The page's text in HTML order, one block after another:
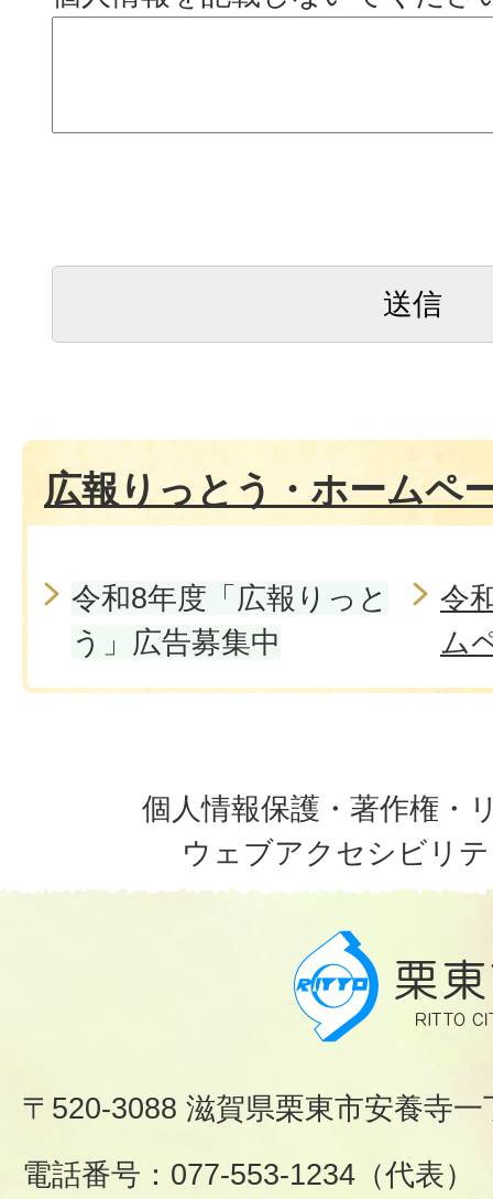
広報りっとう・ホームペ
令和8年度「広報りっと
う」広告募集中
令
ム
個人情報保護・著作権・
ウェブアクセシビリ
〒520-3088 滋賀県栗東市安養寺
電話番号：077-553-1234（代表）